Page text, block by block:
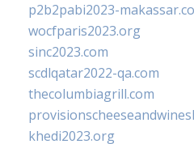
p2b2pabi2023-
wocfparis2023.org
sinc2023.com
scdlqatar2022-qa.com
thecolumbiagrill.com
khedi2023.org